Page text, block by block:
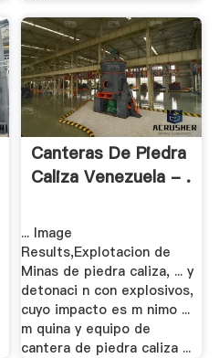
Canteras De Piedra
Caliza Venezuela - .
... Image
Results,Explotacion de
Minas de piedra caliza, ... y
detonaci n con explosivos,
cuyo impacto es m nimo ...
m quina y equipo de
cantera de piedra caliza ...